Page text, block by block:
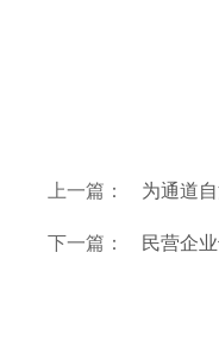
上一篇： 为通道
下一篇： 民营企